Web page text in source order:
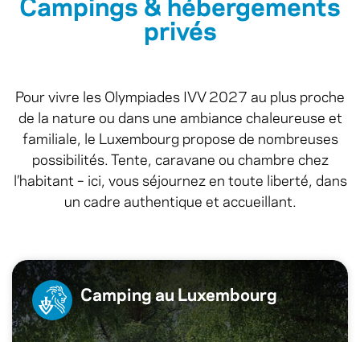
Campings & hébergements
privés
Pour vivre les Olympiades IVV 2027 au plus proche
de la nature ou dans une ambiance chaleureuse et
familiale, le Luxembourg propose de nombreuses
possibilités. Tente, caravane ou chambre chez
l’habitant – ici, vous séjournez en toute liberté, dans
un cadre authentique et accueillant.
Camping au Luxembourg